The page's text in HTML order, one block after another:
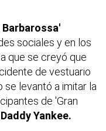
Barbarossa'
sociales y en los
que se creyó que
de vestuario
levantó a imitar la
de 'Gran
Daddy Yankee.